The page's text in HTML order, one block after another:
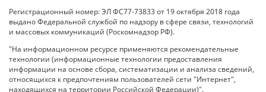
Регистрационный номер: ЭЛ ФС77-73833 от 19 октября 2018 года
выдано Федеральной службой по надзору в сфере связи, технологий
и массовых коммуникаций (Роскомнадзор РФ).
"На информационном ресурсе применяются рекомендательные
технологии (информационные технологии предоставления
информации на основе сбора, систематизации и анализа сведений,
относящихся к предпочтениям пользователей сети "Интернет",
находящихся на территории Российской Федерации)".